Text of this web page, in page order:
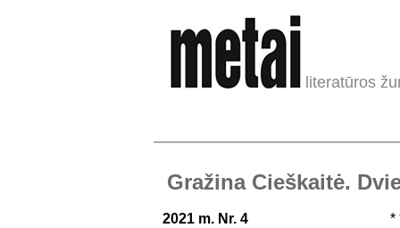
literatūros
Gražina Cieškaitė.
2021 m. Nr. 4
*